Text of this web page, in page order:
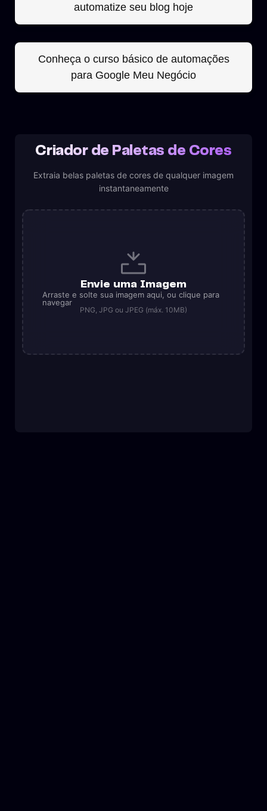
automatize seu blog hoje
Conheça o curso básico de automações
para Google Meu Negócio
Criador de Paletas de Cores
Extraia belas paletas de cores de qualquer imagem
instantaneamente
Envie uma Imagem
Arraste e solte sua imagem aqui, ou clique para
navegar
PNG, JPG ou JPEG (máx. 10MB)